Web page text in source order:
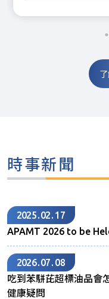
時事新聞
17
2025 02
APAMT 2026 to be
08
2026 07
吃到苯駢芘超標油品會
健康疑問